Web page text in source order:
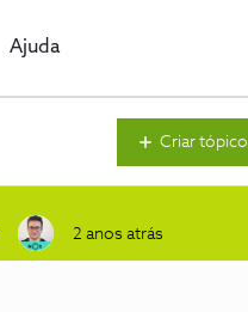
Ajuda
Criar tópico
2 anos atrás